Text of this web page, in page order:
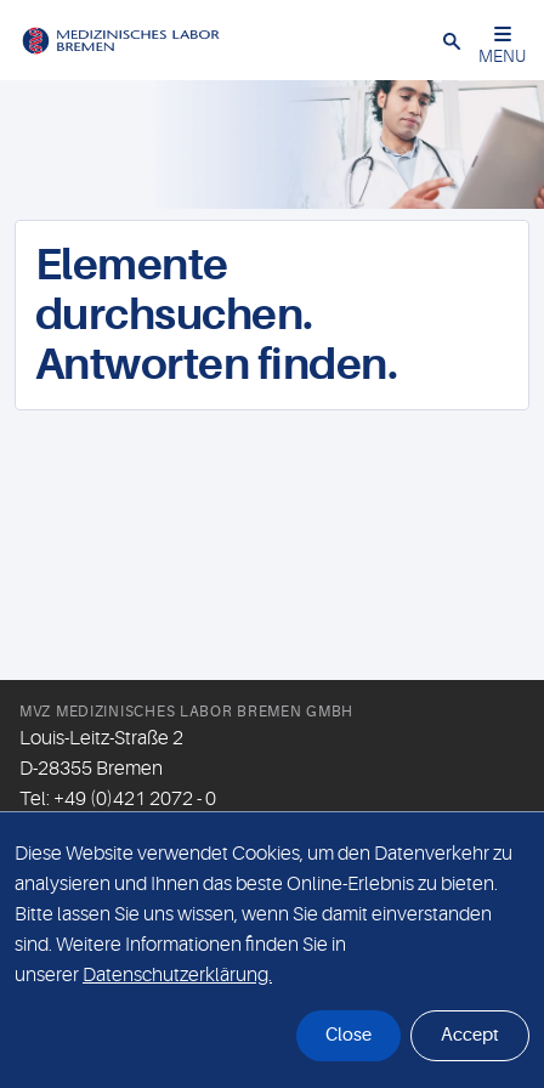
Schließen
MENU
Elemente
durchsuchen.
Antworten finden.
MVZ MEDIZINISCHES LABOR BREMEN GMBH
Louis-Leitz-Straße 2
D-28355 Bremen
Tel: +49 (0)421 2072 - 0
Email:info@mlhb.de
DATENSCHUTZ
IMPRESSUM
Diese Website verwendet Cookies, um den Datenverkehr zu
analysieren und Ihnen das beste Online-Erlebnis zu bieten.
Bitte lassen Sie uns wissen, wenn Sie damit einverstanden
sind. Weitere Informationen finden Sie in
unserer Datenschutzerklärung.
Close Accept